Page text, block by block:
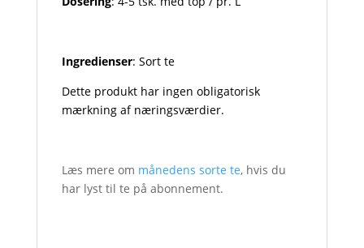
Ingredienser: Sort te
Dette produkt har ingen obligatorisk
mærkning af næringsværdier.
Læs mere om månedens sorte te, hvis du
har lyst til te på abonnement.